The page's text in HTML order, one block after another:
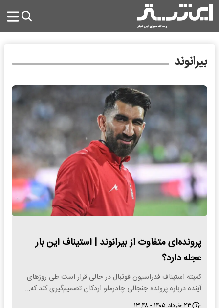
بیرانوند
پرونده‌ای متفاوت از بیرانوند | استیناف این بار
عجله دارد؟
کمیته استیناف فدراسیون فوتبال در حالی قرار است طی روزهای
آینده درباره پرونده جنجالی چادرملو اردکان تصمیم‌گیری کند که…
۲۳ خرداد ۱۴۰۵ - ۱۳:۴۸